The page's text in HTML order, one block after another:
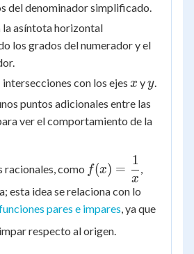
del denominador simplificado.
la asíntota horizontal
los grados del numerador y el
intersecciones con los ejes x
x yy
y.
puntos adicionales entre las
ver el comportamiento de la
racionales, como f(x) =
\dfrac{1}
{x}
f(x) =
x
1
,
esta idea se relaciona con lo
pares e impares, ya que
respecto al origen.